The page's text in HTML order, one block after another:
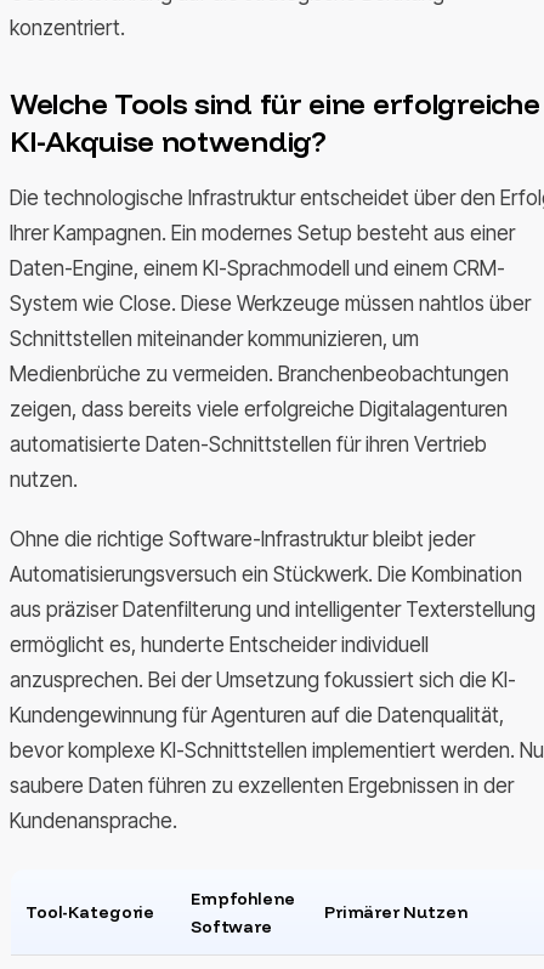
konzentriert.
Welche Tools sind für eine erfolgreiche
KI-Akquise notwendig?
Die technologische Infrastruktur entscheidet über den
Ihrer Kampagnen. Ein modernes Setup besteht aus einer
Daten-Engine, einem KI-Sprachmodell und einem CRM-
System wie Close. Diese Werkzeuge müssen nahtlos über
Schnittstellen miteinander kommunizieren, um
Medienbrüche zu vermeiden. Branchenbeobachtungen
zeigen, dass bereits viele erfolgreiche Digitalagenturen
automatisierte Daten-Schnittstellen für ihren Vertrieb
nutzen.
Ohne die richtige Software-Infrastruktur bleibt jeder
Automatisierungsversuch ein Stückwerk. Die Kombination
aus präziser Datenfilterung und intelligenter Texterstellung
ermöglicht es, hunderte Entscheider individuell
anzusprechen. Bei der Umsetzung fokussiert sich die KI-
Kundengewinnung für Agenturen auf die Datenqualität,
bevor komplexe KI-Schnittstellen implementiert werden.
saubere Daten führen zu exzellenten Ergebnissen in der
Kundenansprache.
Tool-Kategorie
Empfohlene
Software
Primärer Nutzen